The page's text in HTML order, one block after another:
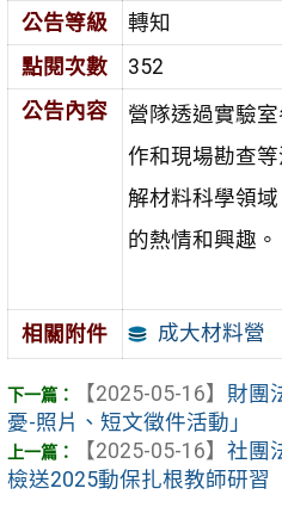
公告等級
轉知
點閱次數
352
公告內容
營隊透過實驗
作和現場勘查
解材料科學領
的熱情和興趣。
相關附件 成大材料營
【2025-05-16】 財團
憂-照片、短文徵件活動」
【2025-05-16】 社團
檢送2025動保扎根教師研習